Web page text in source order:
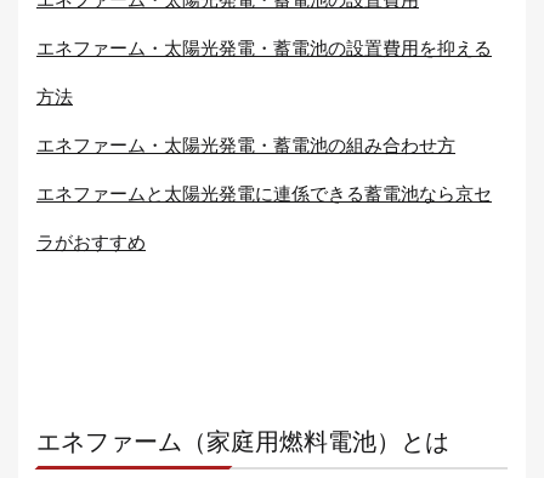
エネファーム・太陽光発電・蓄電池の設置費用を抑える
方法
エネファーム・太陽光発電・蓄電池の組み合わせ方
エネファームと太陽光発電に連係できる蓄電池なら京セ
ラがおすすめ
エネファーム（家庭用燃料電池）とは